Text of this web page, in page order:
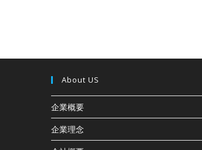
About US
企業概要
企業理念